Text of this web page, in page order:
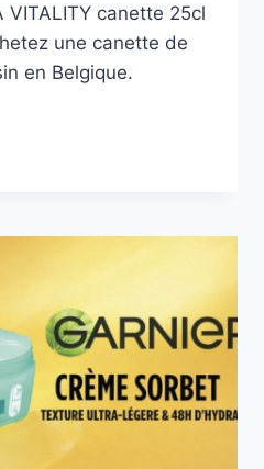
canette 25cl
une canette de
en Belgique.